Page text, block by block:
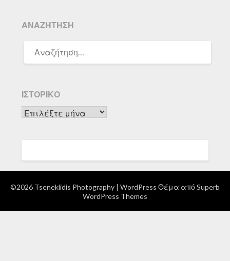
ΑΝΑΖΉΤΗΣΗ
ΓΙΑ:
ΙΣΤΟΡΙΚΌ
Ιστορικό
©2026 Tseneklidis Photography | WordPress Θέμα από Superb
WordPress Themes